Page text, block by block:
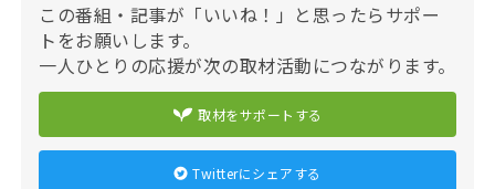
この番組・記事が「いいね！」と思ったらサポー
トをお願いします。
一人ひとりの応援が次の取材活動につながります。
取材をサポートする
Twitterにシェアする